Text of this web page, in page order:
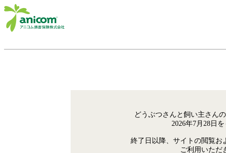
どうぶつさんと飼い主さん
2026年7月28日
終了日以降、サイトの閲覧お
ご利用いただ